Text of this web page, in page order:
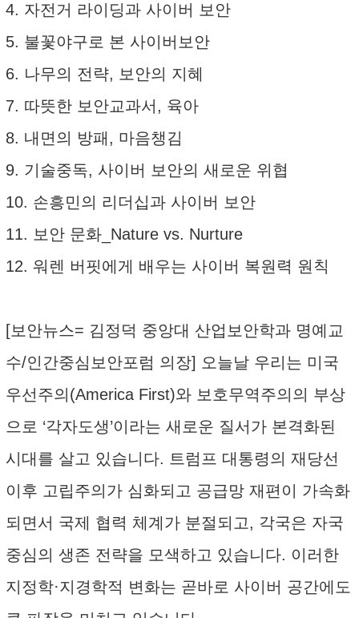
4. 자전거 라이딩과 사이버 보안
5. 불꽃야구로 본 사이버보안
6. 나무의 전략, 보안의 지혜
7. 따뜻한 보안교과서, 육아
8. 내면의 방패, 마음챙김
9. 기술중독, 사이버 보안의 새로운 위협
10. 손흥민의 리더십과 사이버 보안
11. 보안 문화_Nature vs. Nurture
12. 워렌 버핏에게 배우는 사이버 복원력 원칙
[보안뉴스= 김정덕 중앙대 산업보안학과 명예교
수/인간중심보안포럼 의장] 오늘날 우리는 미국
우선주의(America First)와 보호무역주의의 부상
으로 ‘각자도생’이라는 새로운 질서가 본격화된
시대를 살고 있습니다. 트럼프 대통령의 재당선
이후 고립주의가 심화되고 공급망 재편이 가속화
되면서 국제 협력 체계가 분절되고, 각국은 자국
중심의 생존 전략을 모색하고 있습니다. 이러한
지정학·지경학적 변화는 곧바로 사이버 공간에도